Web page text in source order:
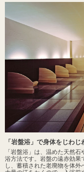
「岩盤浴」で身体をじわじ
「岩盤浴」は、温めた天然
浴方法です。岩盤の遠赤効果
し、蓄積された老廃物を体外